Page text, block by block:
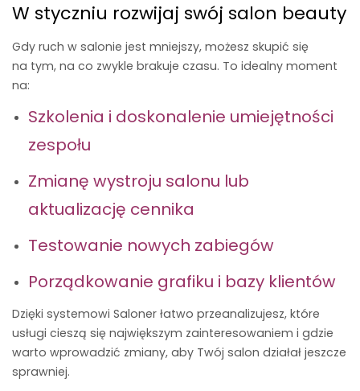
W styczniu rozwijaj swój salon beauty
Gdy ruch w salonie jest mniejszy, możesz skupić się
na tym, na co zwykle brakuje czasu. To idealny moment
na:
Szkolenia i doskonalenie umiejętności
zespołu
Zmianę wystroju salonu lub
aktualizację cennika
Testowanie nowych zabiegów
Porządkowanie grafiku i bazy klientów
Dzięki systemowi Saloner łatwo przeanalizujesz, które
usługi cieszą się największym zainteresowaniem i gdzie
warto wprowadzić zmiany, aby Twój salon działał jeszcze
sprawniej.